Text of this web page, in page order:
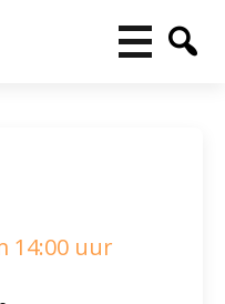
14:00 uur